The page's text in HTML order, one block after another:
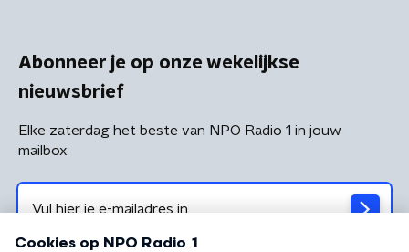
Abonneer je op onze wekelijkse
nieuwsbrief
Elke zaterdag het beste van NPO Radio 1 in jouw
mailbox